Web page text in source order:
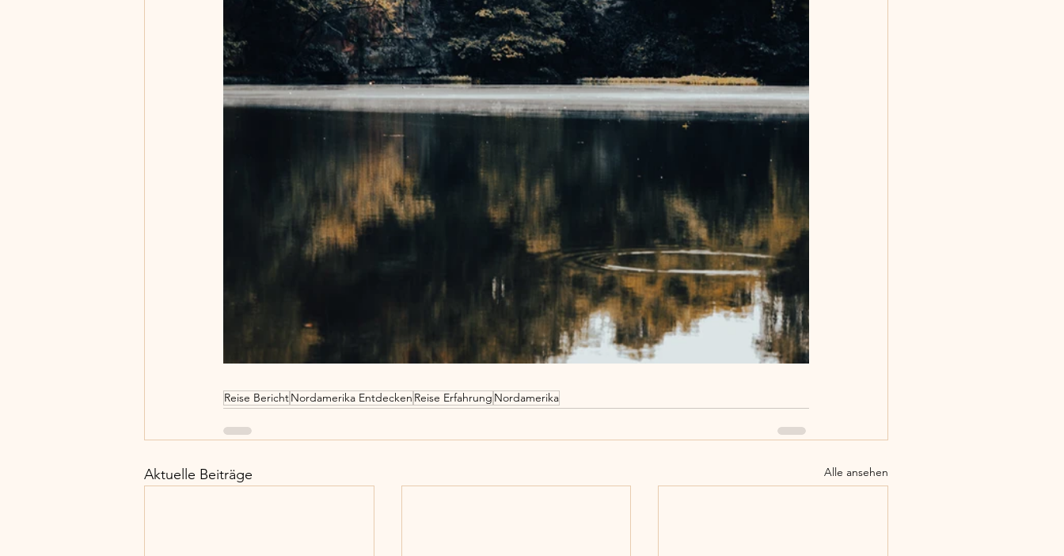
Reise BerichtNordamerika Entdecken Reise Erfahrung Nordamerika
Aktuelle Beiträge Alle ansehen